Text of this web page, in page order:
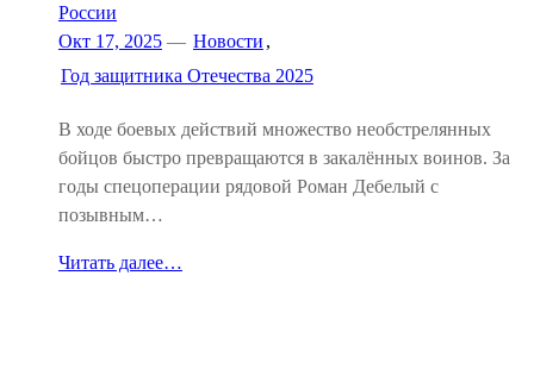
России
Окт 17, 2025 — Новости ,
Год защитника Отечества 2025
В ходе боевых действий множество необстрелянных
бойцов быстро превращаются в закалённых воинов. За
годы спецоперации рядовой Роман Дебелый с
позывным…
Читать далее…